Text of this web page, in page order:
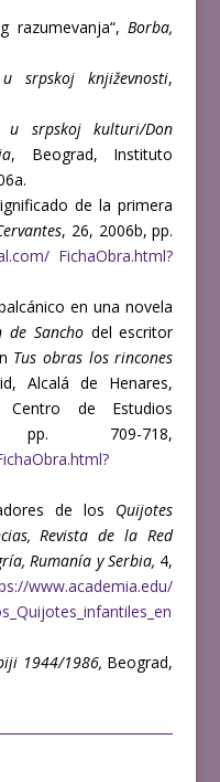
razumevanja“,Borba,
u srpskoj književnosti,
u srpskoj kulturi/Don
, Beograd, Instituto
de la primera
, 26, 2006b, pp.
FichaObra.html?
en una novela
de Sanchodel escritor
Tus obras los rincones
Alcalá de Henares,
Centro de Estudios
pp. 709-718,
de los Quijotes
Revista de la Red
Rumanía y Serbia, 4,
www.academia.edu/
1944/1986, Beograd,